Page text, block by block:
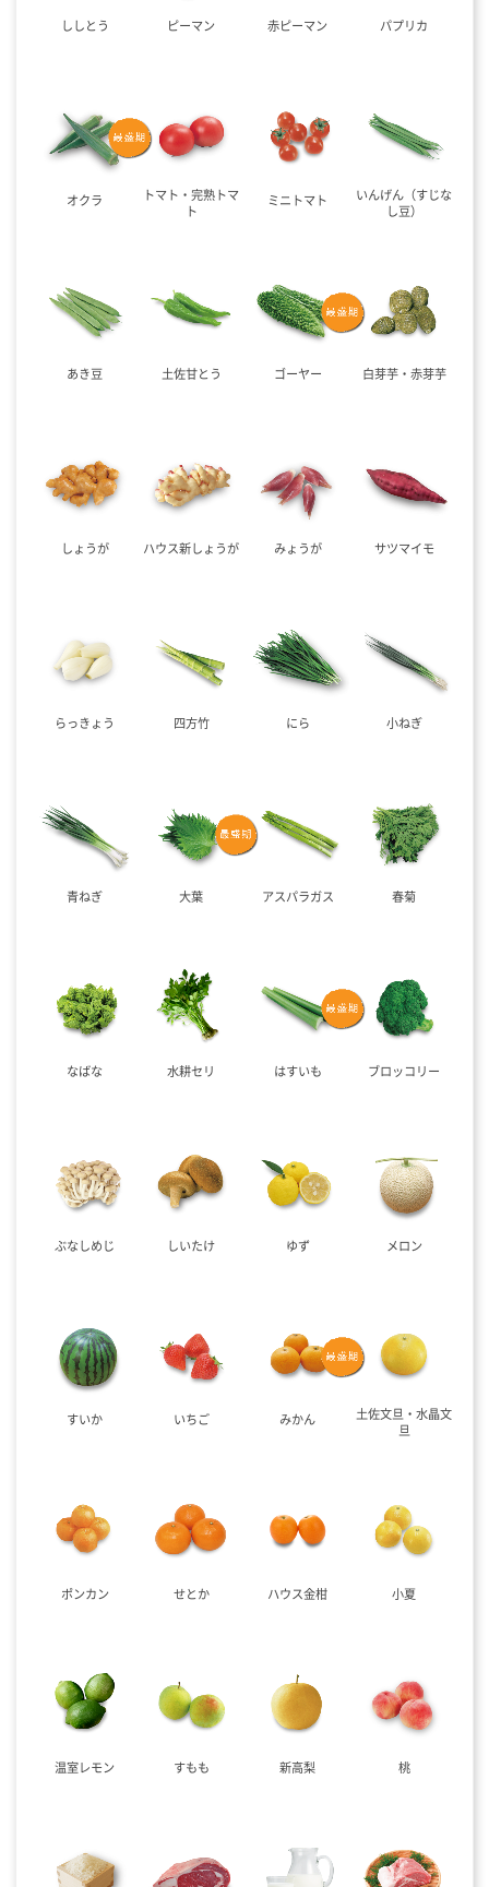
ししとう ピーマン 赤ピーマン パプリカ
オクラ
トマト・完熟トマ
ト
ミニトマト
いんげん（すじな
し豆）
あき豆 土佐甘とう ゴーヤー 白芽芋・赤芽芋
しょうが ハウス新しょうが みょうが サツマイモ
らっきょう 四方竹 にら 小ねぎ
青ねぎ 大葉 アスパラガス 春菊
なばな 水耕セリ はすいも ブロッコリー
ぶなしめじ しいたけ ゆず メロン
すいか いちご みかん
土佐文旦・水晶文
旦
ポンカン せとか ハウス金柑 小夏
温室レモン すもも 新高梨 桃